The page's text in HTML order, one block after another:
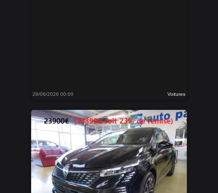
28/06/2026 00:00 Voitures